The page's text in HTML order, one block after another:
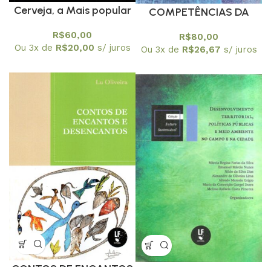
Cerveja, a Mais popular
Formação da Cultura
R$60,00
Ou 3x de R$20,00 s/ juros
COMPETÊNCIAS DA
ATUAÇÃO
R$80,00
Ou 3x de R$26,67 s/ juros